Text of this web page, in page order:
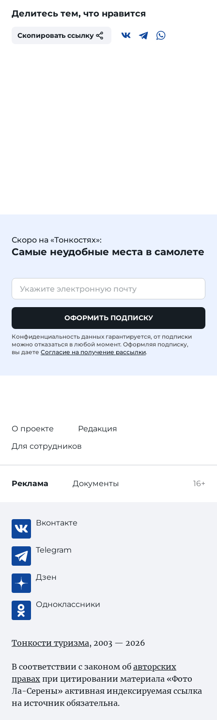
Делитесь тем, что нравится
Скопировать ссылку
Скоро на «Тонкостях»:
Самые неудобные места в самолете
ОФОРМИТЬ ПОДПИСКУ
Конфиденциальность данных гарантируется, от подписки
можно отказаться в любой момент. Оформляя подписку,
вы даете Согласие на получение рассылки.
О проекте
Редакция
Для сотрудников
16+
Реклама Документы
Вконтакте
Telegram
Дзен
Одноклассники
Тонкости туризма, 2003 — 2026
В соответствии с законом об авторских
правах при цитировании материала «Фото
Ла-Серены» активная индексируемая ссылка
на источник обязательна.